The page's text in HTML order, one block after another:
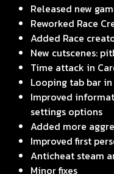
Released new
Reworked Race
Added Race
New cutscenes:
Time attack in
Looping tab bar
Improved
settings options
Added more
Improved first
Anticheat steam
Minor fixes